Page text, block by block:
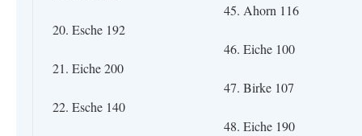
20. Esche 192
21. Eiche 200
22. Esche 140
45. Ahorn 116
46. Eiche 100
47. Birke 107
48. Eiche 190